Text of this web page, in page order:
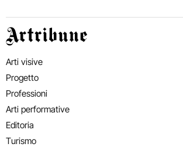
Artribune
Arti visive
Progetto
Professioni
Arti performative
Editoria
Turismo